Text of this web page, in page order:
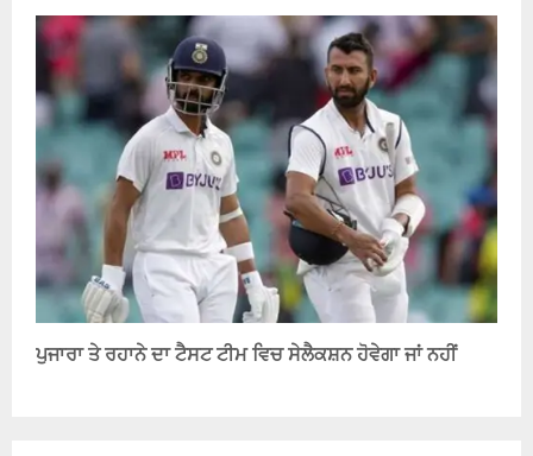
ਪੁਜਾਰਾ ਤੇ ਰਹਾਨੇ ਦਾ ਟੈਸਟ ਟੀਮ ਵਿਚ ਸੇਲੈਕਸ਼ਨ ਹੋਵੇਗਾ ਜਾਂ ਨਹੀਂ